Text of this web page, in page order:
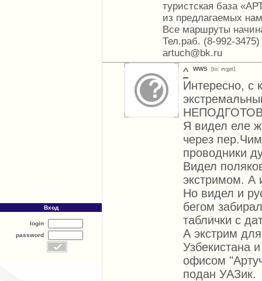
туристская база
из предлагаемых
Все маршруты
Тел.раб. (8-992-
artuch@bk.ru
^ WWS [to: evger]
Интересно, с
Я видел еле
через
проводники
Видел
экстримом. А
Но видел и
бегом
таблички с
А экстрим
Узбекистана
офисом
подан УАЗик.
Вход
login
password